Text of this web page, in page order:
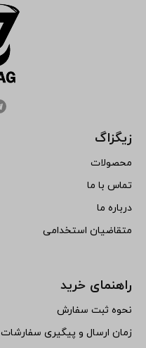
زیگزاگ
محصولات
تماس با ما
درباره ما
متقاضیان استخدامی
راهنمای خرید
نحوه ثبت سفارش
زمان ارسال و پیگیری سفارشات